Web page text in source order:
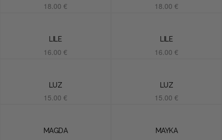
18.00 €
18.00 €
LILE
16.00 €
LILE
16.00 €
LUZ
15.00 €
LUZ
15.00 €
MAGDA MAYKA